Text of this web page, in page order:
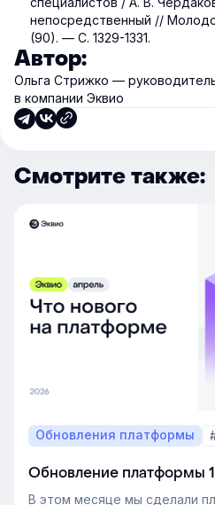
непосредственный //
(90). — С. 1329-1331.
Автор:
Ольга Стрижко —
в компании Эквио
Смотрите также:
Обновления платформы
Обновление платформы
В этом месяце мы сделали